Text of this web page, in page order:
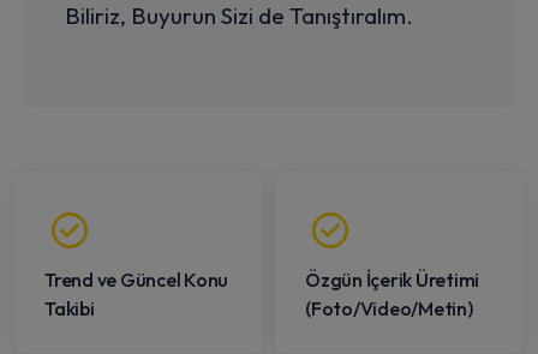
Biliriz, Buyurun Sizi de Tanıştıralım.
Trend ve Güncel Konu
Takibi
Özgün İçerik Üretimi
(Foto/Video/Metin)